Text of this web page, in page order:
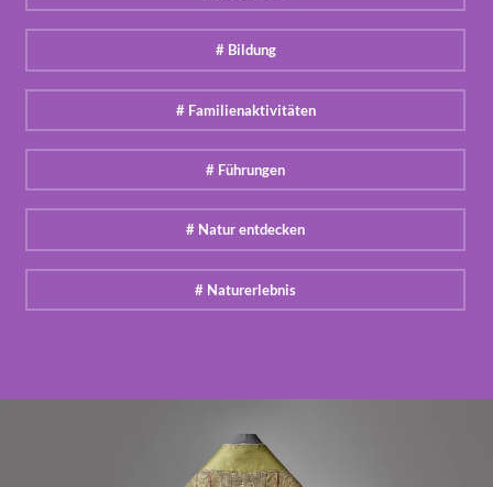
# Bildung
# Familienaktivitäten
# Führungen
# Natur entdecken
# Naturerlebnis